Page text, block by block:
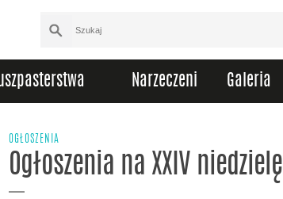
Narzeczeni Galeria
OGŁOSZENIA
Ogłoszenia na XXIV niedzielę